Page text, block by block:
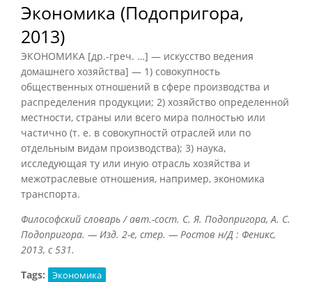
Экономика (Подопригора,
2013)
ЭКОНОМИКА [др.-греч. …] — искусство ведения
домашнего хозяйства] — 1) совокупность
общественных отношений в сфере производства и
распределения продукции; 2) хозяйство определенной
местности, страны или всего мира полностью или
частично (т. е. в совокупностй отраслей или по
отдельным видам производства); 3) наука,
исследующая ту или иную отрасль хозяйства и
межотраслевые отношения, например, экономика
транспорта.
Философский словарь / авт.-сост. С. Я. Подопригора, А. С.
Подопригора. — Изд. 2-е, стер. — Ростов н/Д : Феникс,
2013, с 531.
Tags:
Экономика